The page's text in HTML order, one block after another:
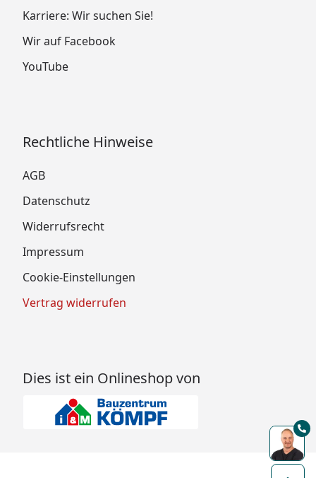
Karriere: Wir suchen Sie!
Wir auf Facebook
YouTube
Rechtliche Hinweise
AGB
Datenschutz
Widerrufsrecht
Impressum
Cookie-Einstellungen
Vertrag widerrufen
Dies ist ein Onlineshop von